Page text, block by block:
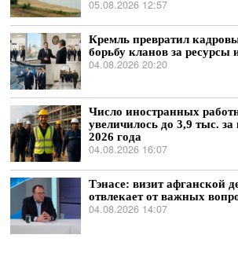
05.08.2026 12:57
Кремль превратил
борьбу кланов за ресурсы
04.08.2026 20:20
Число иностранных
увеличилось до 3,9 тыс. за
2026 года
04.08.2026 16:07
Тэнасе: визит афганской
отвлекает от важных
04.08.2026 14:07